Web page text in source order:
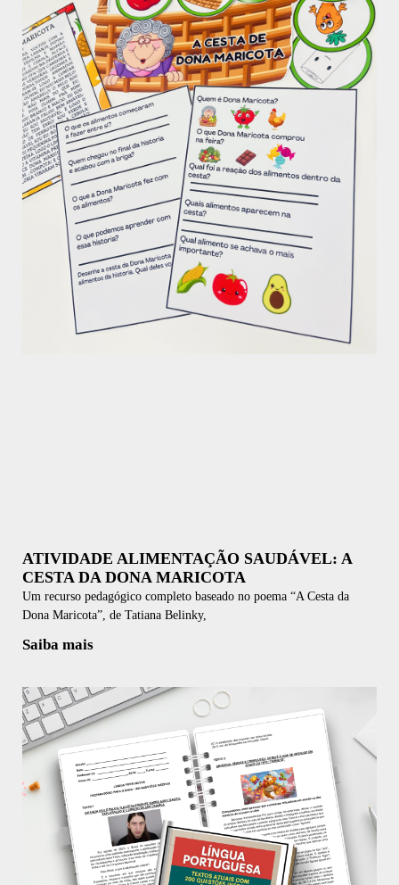
ATIVIDADE ALIMENTAÇÃO SAUDÁVEL: A
CESTA DA DONA MARICOTA
Um recurso pedagógico completo baseado no poema “A Cesta da
Dona Maricota”, de Tatiana Belinky,
Saiba mais